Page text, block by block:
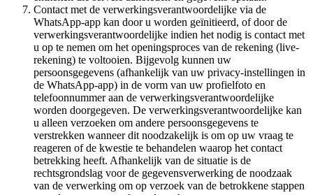
Contact met de verwerkingsverantwoordelijke via de
WhatsApp-app kan door u worden geïnitieerd, of door de
verwerkingsverantwoordelijke indien het nodig is contact met
u op te nemen om het openingsproces van de rekening (live-
rekening) te voltooien. Bijgevolg kunnen uw
persoonsgegevens (afhankelijk van uw privacy-instellingen in
de WhatsApp-app) in de vorm van uw profielfoto en
telefoonnummer aan de verwerkingsverantwoordelijke
worden doorgegeven. De verwerkingsverantwoordelijke kan
u alleen verzoeken om andere persoonsgegevens te
verstrekken wanneer dit noodzakelijk is om op uw vraag te
reageren of de kwestie te behandelen waarop het contact
betrekking heeft. Afhankelijk van de situatie is de
rechtsgrondslag voor de gegevensverwerking de noodzaak
van de verwerking om op verzoek van de betrokkene stappen